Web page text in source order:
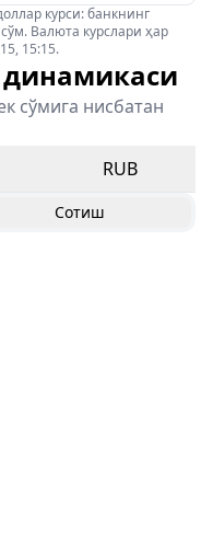
курси: банкнинг
Валюта курслари ҳар
15:15.
сўмига нисбатан
RUB
Сотиш